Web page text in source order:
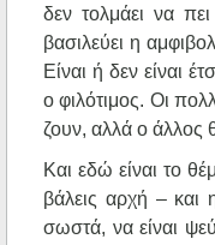
δεν τολμάει να
βασιλεύει η
Είναι ή δεν είναι
ο φιλότιμος. Οι
ζουν, αλλά ο άλλος
Και εδώ είναι το
βάλεις αρχή – και
σωστά, να είναι